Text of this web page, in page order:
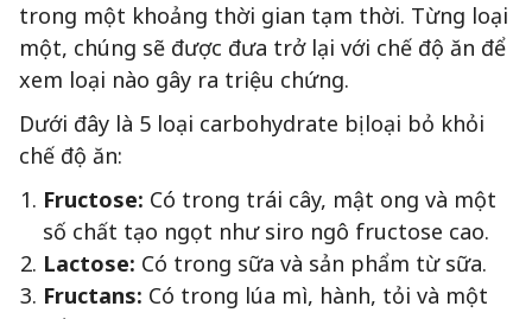
trong một khoảng thời gian tạm thời. Từng loại
một, chúng sẽ được đưa trở lại với chế độ ăn để
xem loại nào gây ra triệu chứng.
Dưới đây là 5 loại carbohydrate bị loại bỏ khỏi
chế độ ăn:
Fructose: Có trong trái cây, mật ong và một
số chất tạo ngọt như siro ngô fructose cao.
Lactose: Có trong sữa và sản phẩm từ sữa.
Fructans: Có trong lúa mì, hành, tỏi và một